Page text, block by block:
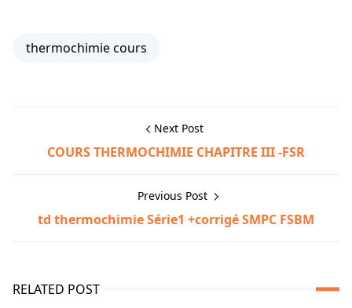
thermochimie cours
Next Post
COURS THERMOCHIMIE CHAPITRE III -FSR
Previous Post
td thermochimie Série1 +corrigé SMPC FSBM
RELATED POST